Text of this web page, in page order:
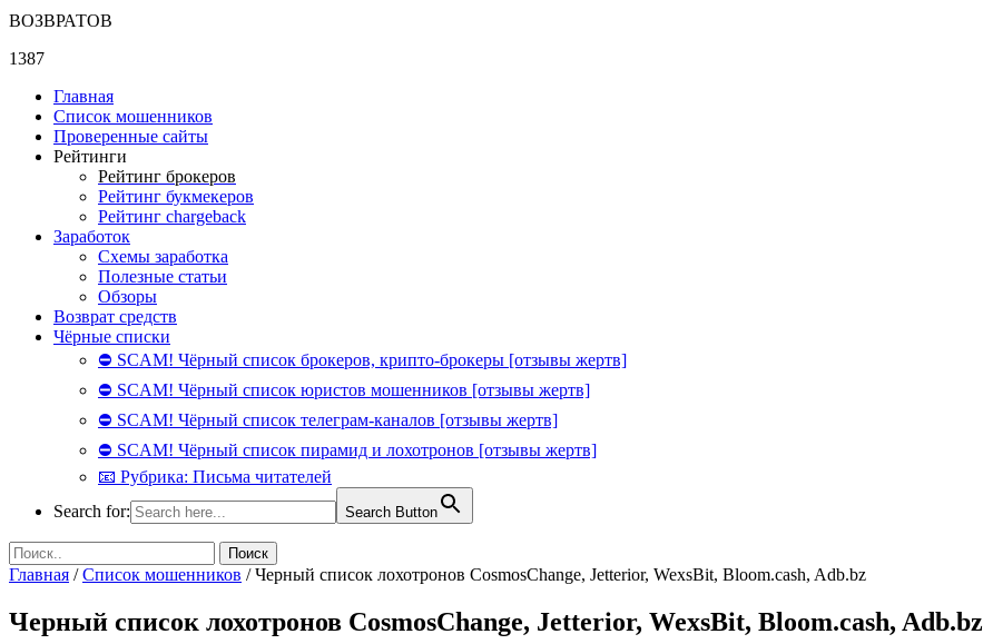
ВОЗВРАТОВ
1387
Главная
Список мошенников
Проверенные сайты
Рейтинги
Рейтинг брокеров
Рейтинг букмекеров
Рейтинг chargeback
Заработок
Схемы заработка
Полезные статьи
Обзоры
Возврат средств
Чёрные списки
⛔ SCAM! Чёрный список брокеров, крипто-брокеры [отзывы жертв]
⛔ SCAM! Чёрный список юристов мошенников [отзывы жертв]
⛔ SCAM! Чёрный список телеграм-каналов [отзывы жертв]
⛔ SCAM! Чёрный список пирамид и лохотронов [отзывы жертв]
📧 Рубрика: Письма читателей
Search for:
Search Button
Главная /Список мошенников /Черный список лохотронов СosmosСhange, Jetterior, WexsBit, Bloom.cash, Adb.bz
Черный список лохотронов СosmosСhange, Jetterior, WexsBit, Bloom.cash, Adb.bz